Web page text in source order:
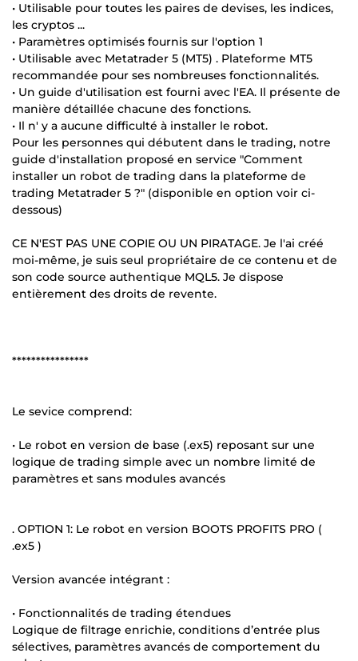
• Utilisable pour toutes les paires de devises, les indices,
les cryptos ...
• Paramètres optimisés fournis sur l'option 1
• Utilisable avec Metatrader 5 (MT5) . Plateforme MT5
recommandée pour ses nombreuses fonctionnalités.
• Un guide d'utilisation est fourni avec l'EA. Il présente de
manière détaillée chacune des fonctions.
• Il n' y a aucune difficulté à installer le robot.
Pour les personnes qui débutent dans le trading, notre
guide d'installation proposé en service "Comment
installer un robot de trading dans la plateforme de
trading Metatrader 5 ?" (disponible en option voir ci-
dessous)
CE N'EST PAS UNE COPIE OU UN PIRATAGE. Je l'ai créé
moi-même, je suis seul propriétaire de ce contenu et de
son code source authentique MQL5. Je dispose
entièrement des droits de revente.
****************
Le sevice comprend:
• Le robot en version de base (.ex5) reposant sur une
logique de trading simple avec un nombre limité de
paramètres et sans modules avancés
. OPTION 1: Le robot en version BOOTS PROFITS PRO (
.ex5 )
Version avancée intégrant :
• Fonctionnalités de trading étendues
Logique de filtrage enrichie, conditions d’entrée plus
sélectives, paramètres avancés de comportement du